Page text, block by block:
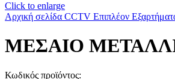
Click to enlarge
Αρχική σελίδα CCTV Επιπλέον
ΜΕΣΑΙΟ
Κωδικός προϊόντος: